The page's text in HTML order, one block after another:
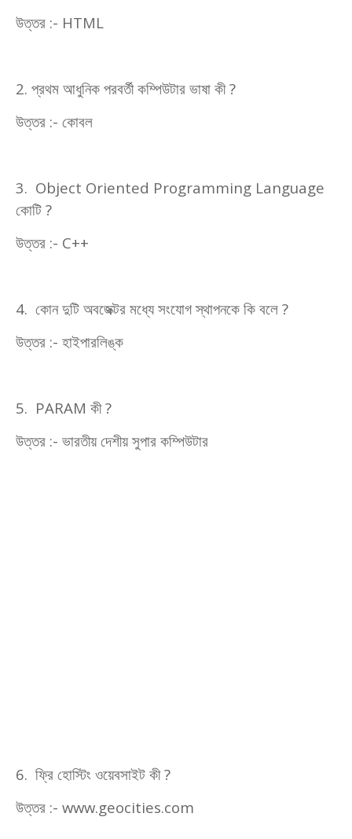
উত্তর :- HTML
2. প্রথম আধুনিক পরবর্তী কম্পিউটার ভাষা কী?
উত্তর :- কোবল
3. Object Oriented Programming Language
কোটি ?
উত্তর :- C++
4. কোন দুটি অবজেক্টর মধ্যে সংযোগ স্থাপনকে কি বলে ?
উত্তর :- হাইপারলিঙ্ক
5. PARAM কী?
উত্তর :- ভারতীয় দেশীয় সুপার কম্পিউটার
6. ফ্রি হোস্টিং ওয়েবসাইট কী?
উত্তর :- www.geocities.com